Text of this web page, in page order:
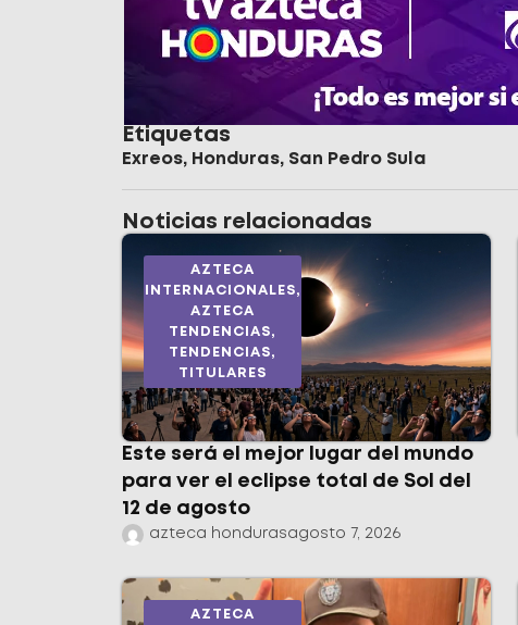
Etiquetas
Exreos, Honduras, San Pedro Sula
Noticias relacionadas
AZTECA
INTERNACIONALES,
AZTECA
TENDENCIAS,
TENDENCIAS,
TITULARES
Este será el mejor lugar del mundo
para ver el eclipse total de Sol del
12 de agosto
azteca hondurasagosto 7, 2026
AZTECA